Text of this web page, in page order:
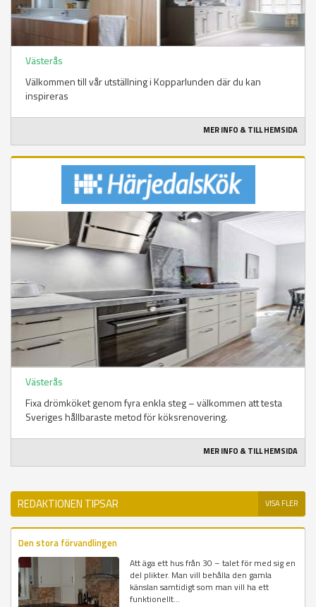
Västerås
Välkommen till vår utställning i Kopparlunden där du kan
inspireras
MER INFO & TILL HEMSIDA
Västerås
Fixa drömköket genom fyra enkla steg – välkommen att testa
Sveriges hållbaraste metod för köksrenovering.
MER INFO & TILL HEMSIDA
REDAKTIONEN TIPSAR VISA FLER
Den stora förvandlingen
Att äga ett hus från 30 – talet för med sig en
del plikter. Man vill behålla den gamla
känslan samtidigt som man vill ha ett
funktionellt...